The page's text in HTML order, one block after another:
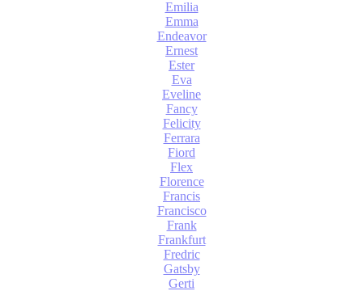
Emilia
Emma
Endeavor
Ernest
Ester
Eva
Eveline
Fancy
Felicity
Ferrara
Fiord
Flex
Florence
Francis
Francisco
Frank
Frankfurt
Fredric
Gatsby
Gerti